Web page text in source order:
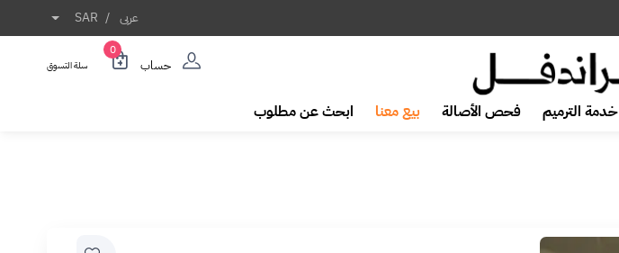
عربى /
SAR
حساب
0
سلة التسوق
خدمة الترميم فحص الأصالة بيع معنا ابحث عن مطلوب